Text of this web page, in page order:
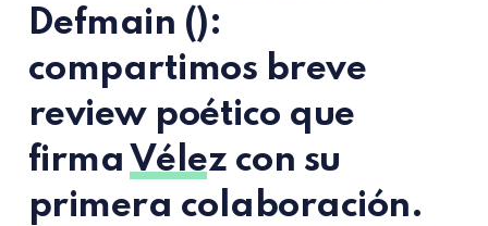
Defmain ():
compartimos breve
review poético que
firma Vélez con su
primera colaboración.